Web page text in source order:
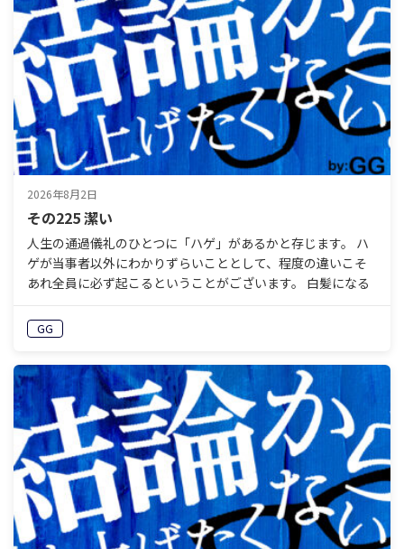
2026年8月2日
その225 潔い
人生の通過儀礼のひとつに「ハゲ」があるかと存じます。 ハ
ゲが当事者以外にわかりずらいこととして、程度の違いこそ
あれ全員に必ず起こるということがございます。 白髪になる
太…
GG